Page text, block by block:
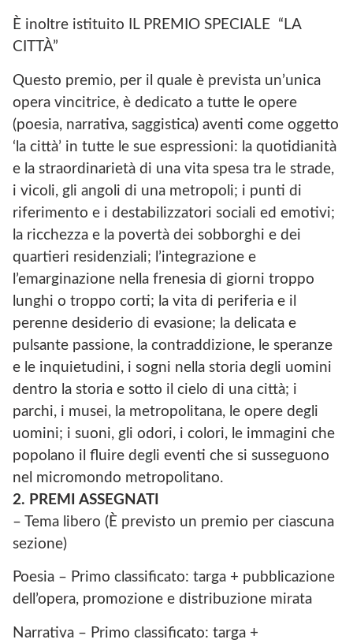
È inoltre istituito IL PREMIO SPECIALE “LA
CITTÀ”
Questo premio, per il quale è prevista un’unica
opera vincitrice, è dedicato a tutte le opere
(poesia, narrativa, saggistica) aventi come oggetto
‘la città’ in tutte le sue espressioni: la quotidianità
e la straordinarietà di una vita spesa tra le strade,
i vicoli, gli angoli di una metropoli; i punti di
riferimento e i destabilizzatori sociali ed emotivi;
la ricchezza e la povertà dei sobborghi e dei
quartieri residenziali; l’integrazione e
l’emarginazione nella frenesia di giorni troppo
lunghi o troppo corti; la vita di periferia e il
perenne desiderio di evasione; la delicata e
pulsante passione, la contraddizione, le speranze
e le inquietudini, i sogni nella storia degli uomini
dentro la storia e sotto il cielo di una città; i
parchi, i musei, la metropolitana, le opere degli
uomini; i suoni, gli odori, i colori, le immagini che
popolano il fluire degli eventi che si susseguono
nel micromondo metropolitano.
2. PREMI ASSEGNATI
– Tema libero (È previsto un premio per ciascuna
sezione)
Poesia – Primo classificato: targa + pubblicazione
dell’opera, promozione e distribuzione mirata
Narrativa – Primo classificato: targa +